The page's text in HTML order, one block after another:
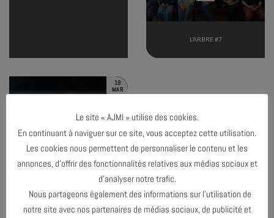
L’ARBRE #7
19
MAR
L’ARBRE #8
TERMINÉ
Le site « AJMI » utilise des cookies.
En continuant à naviguer sur ce site, vous acceptez cette utilisation.
Les cookies nous permettent de personnaliser le contenu et les
annonces, d’offrir des fonctionnalités relatives aux médias sociaux et
d’analyser notre trafic.
Nous partageons également des informations sur l’utilisation de
notre site avec nos partenaires de médias sociaux, de publicité et